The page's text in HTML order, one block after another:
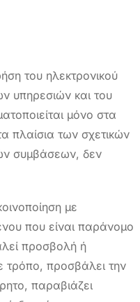
του ηλεκτρονικού
υπηρεσιών και του
μόνο στα
πλαίσια των σχετικών
συμβάσεων, δεν
με
που είναι παράνομο
προσβολή ή
τρόπο, προσβάλει την
παραβιάζει